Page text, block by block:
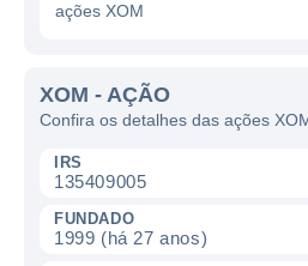
ações XOM
XOM - AÇÃO
Confira os detalhes das ações
IRS
135409005
FUNDADO
1999 (há 27 anos)